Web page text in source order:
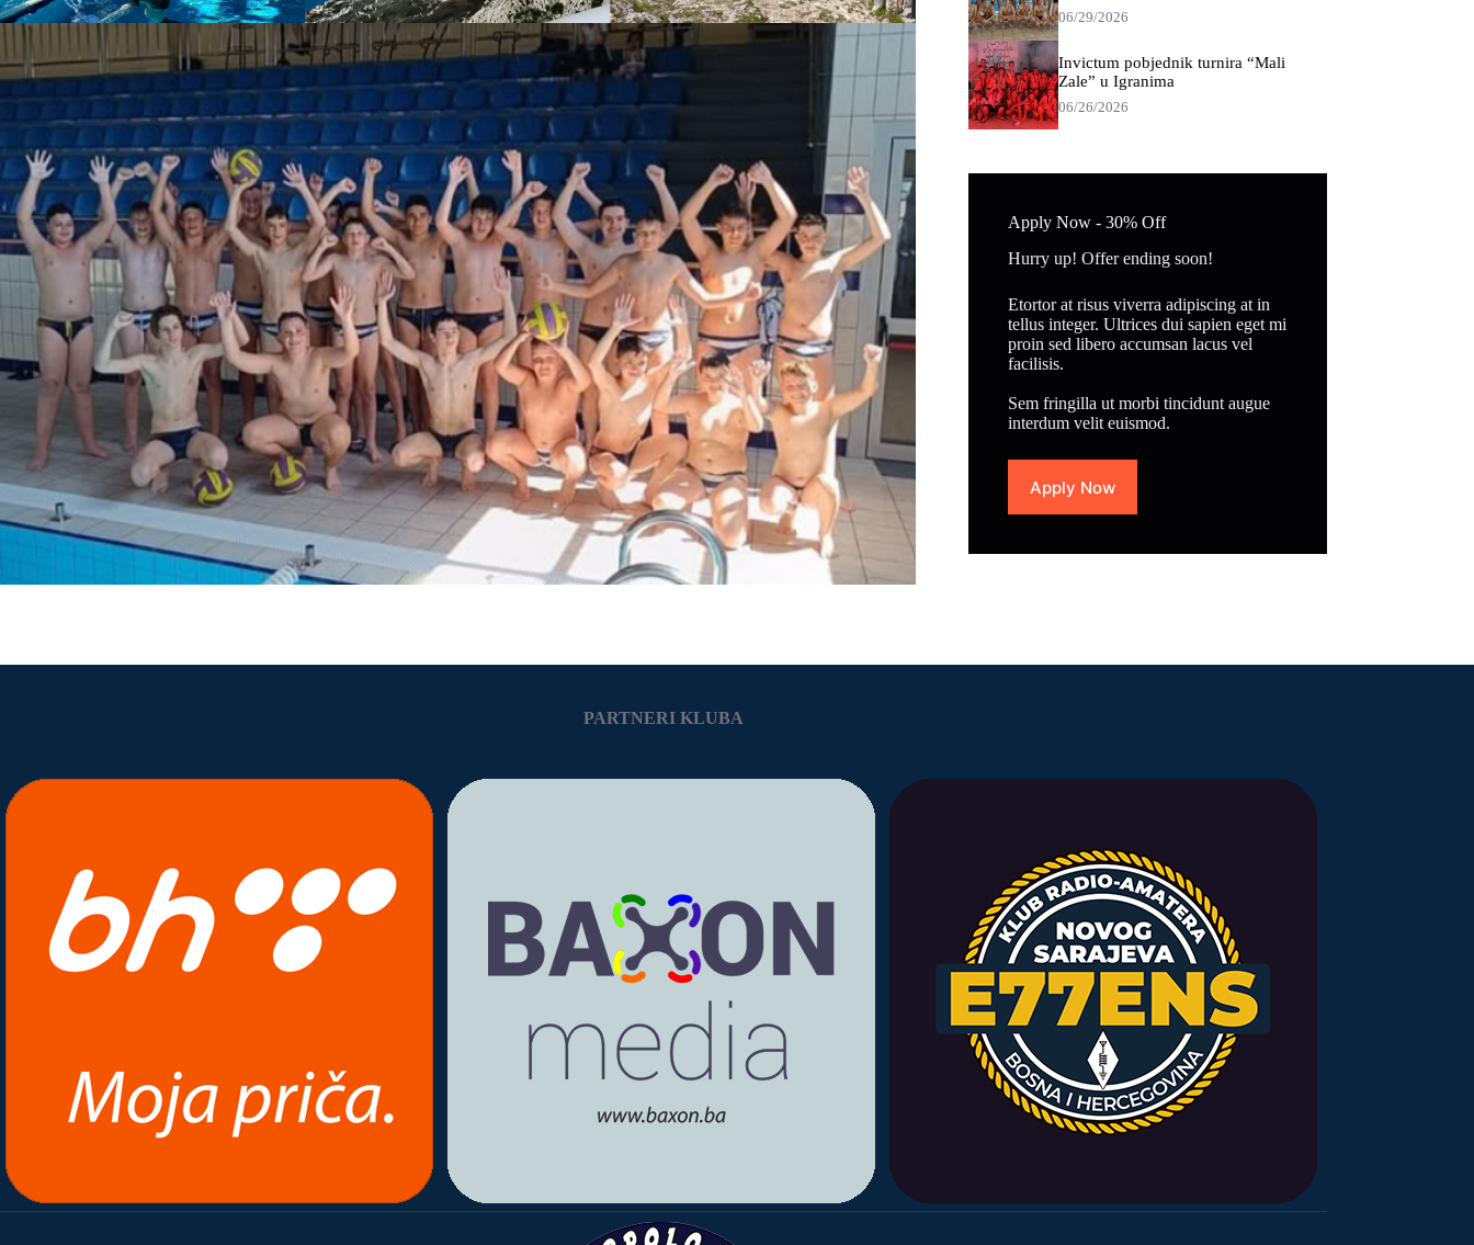
06/29/2026
Invictum pobjednik turnira “Mali
Zale” u Igranima
06/26/2026
Apply Now - 30% Off
Hurry up! Offer ending soon!
Etortor at risus viverra adipiscing at in
tellus integer. Ultrices dui sapien eget mi
proin sed libero accumsan lacus vel
facilisis.
Sem fringilla ut morbi tincidunt augue
interdum velit euismod.
Apply Now
PARTNERI KLUBA